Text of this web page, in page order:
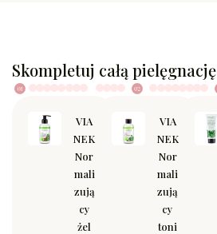
Skompletuj całą pielęgnację
VIA
NEK
Nor
mali
zują
cy
żel
VIA
NEK
Nor
mali
zują
cy
toni